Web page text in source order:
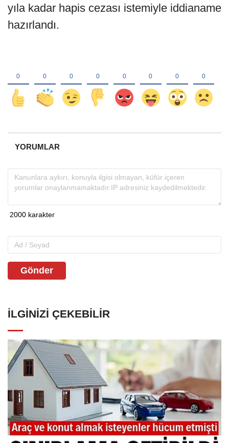
yıla kadar hapis cezası istemiyle iddianame
hazırlandı.
YORUMLAR
Gönder
İLGINIZI ÇEKEBILIR